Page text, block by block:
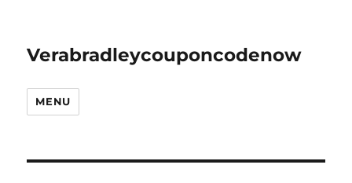
Verabradleycouponcodenow
MENU